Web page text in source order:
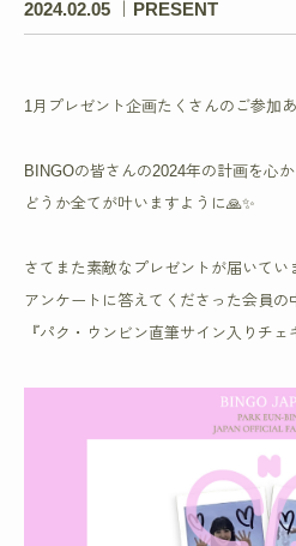
2024.02.05 PRESENT
1月プレゼント企画たくさんのご参加
BINGOの皆さんの2024年の計画を心
どうか全てが叶いますように🙏✨
さてまた素敵なプレゼントが届いて
アンケートに答えてくださった会員の
『パク・ウンビン直筆サイン入りチ